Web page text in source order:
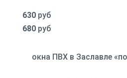
630руб
680руб
окна ПВХ в Заславле